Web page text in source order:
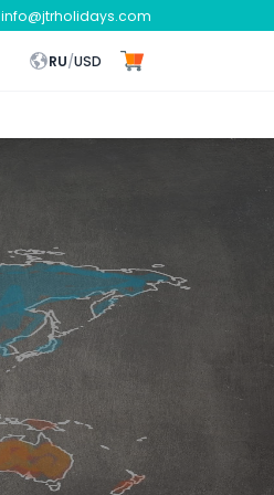
info@jtrholidays.com
RU/USD